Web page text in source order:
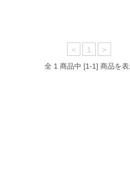
< 1
>
全 1 商品中 [1-1] 商品を